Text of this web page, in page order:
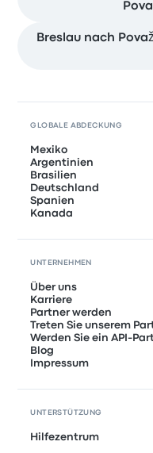
Breslau nach
GLOBALE ABDECKUNG
Mexiko
Argentinien
Brasilien
Deutschland
Spanien
Kanada
UNTERNEHMEN
Über uns
Karriere
Partner werden
Treten Sie unserem
Werden Sie ein API-
Blog
Impressum
UNTERSTÜTZUNG
Hilfezentrum